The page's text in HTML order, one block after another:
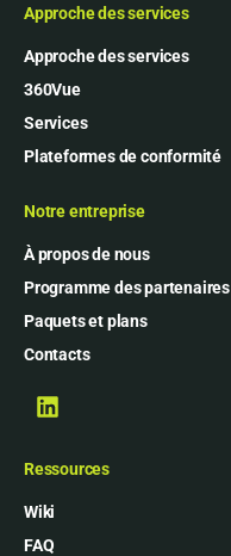
Approche des services
Approche des services
360Vue
Services
Plateformes de conformité
Notre entreprise
À propos de nous
Programme des partenaires
Paquets et plans
Contacts
Ressources
Wiki
FAQ